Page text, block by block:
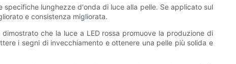
lunghezze d'onda di luce alla pelle. Se applicato sul
e consistenza migliorata.
che la luce a LED rossa promuove la produzione di
i segni di invecchiamento e ottenere una pelle più solida e